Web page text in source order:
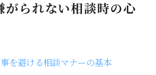
がられない相談時の心
を避ける相談マナーの基本